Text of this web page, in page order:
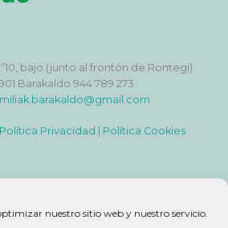
nuestro sitio web y nuestro servicio.
bajo (junto al frontón de Rontegi)
Barakaldo 944 789 273
Política Privacidad Política Cookies